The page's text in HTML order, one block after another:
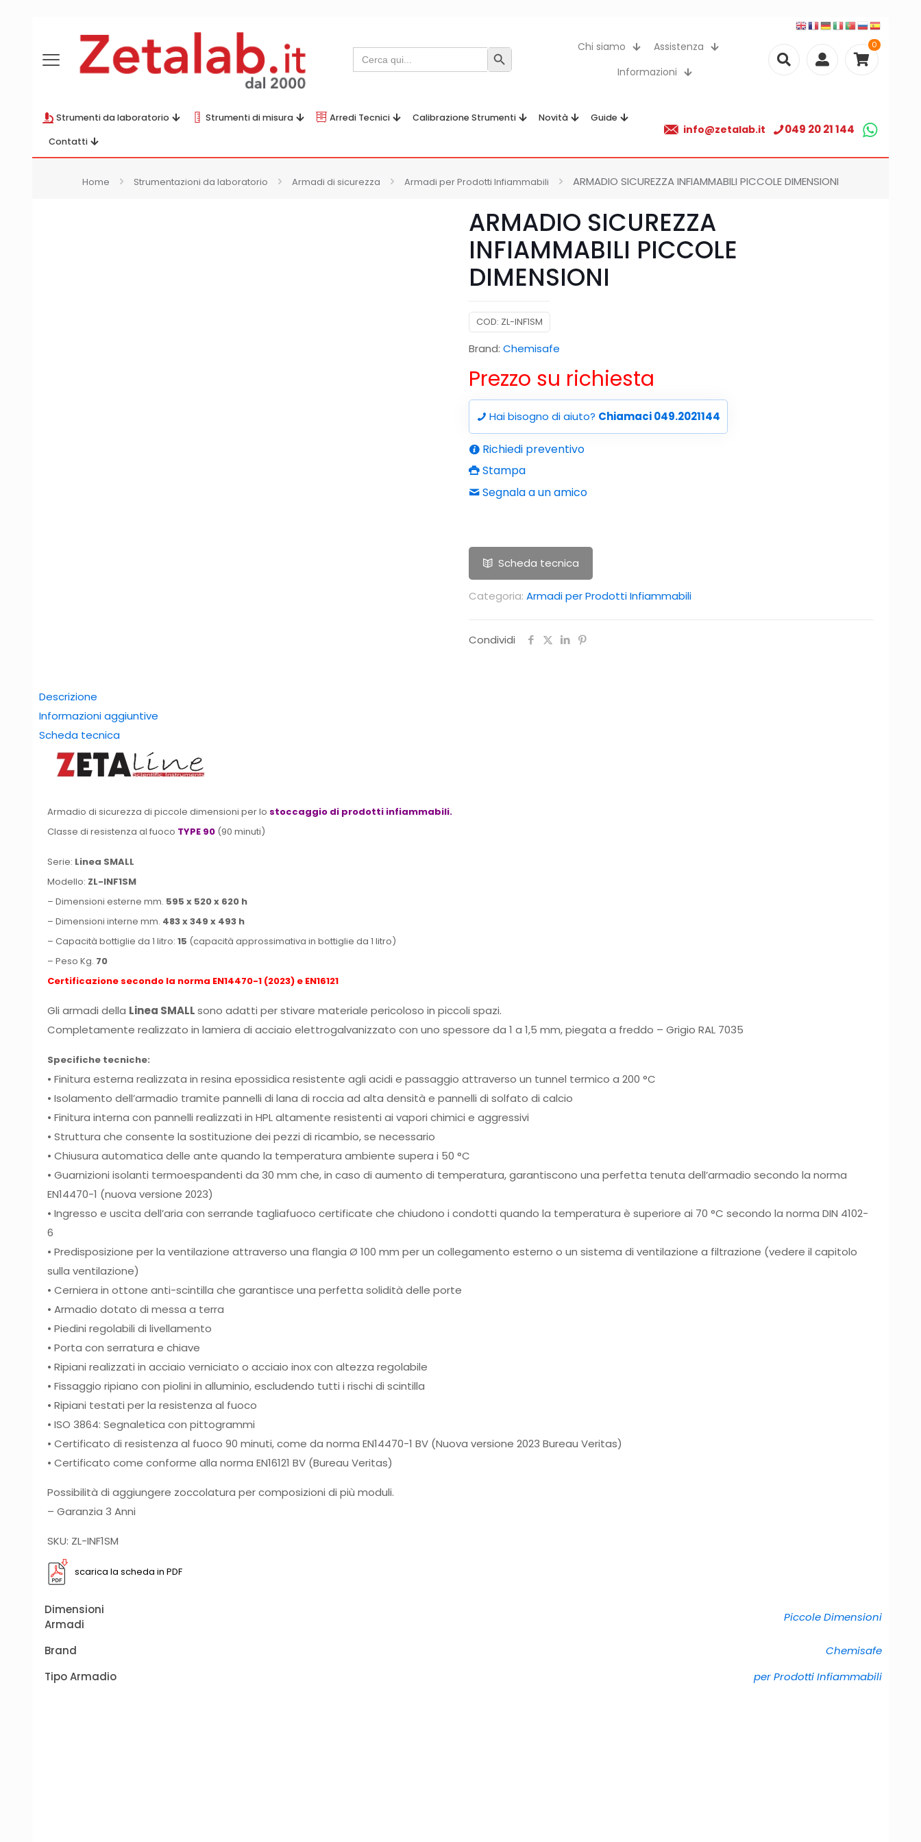
Search
for: Search Button
Chi siamo
Assistenza
Informazioni
0
Strumenti da laboratorio Strumenti di misura Arredi Tecnici Calibrazione Strumenti Novità Guide
Contatti
info@zetalab.it 049 20 21 144
Home Strumentazioni da laboratorio Armadi di sicurezza Armadi per Prodotti Infiammabili ARMADIO SICUREZZA INFIAMMABILI PICCOLE DIMENSIONI
ARMADIO SICUREZZA
INFIAMMABILI PICCOLE
DIMENSIONI
COD: ZL-INF1SM
Brand: Chemisafe
Prezzo su richiesta
Hai bisogno di aiuto? Chiamaci 049.2021144
Richiedi preventivo
Stampa
Segnala a un amico
Scheda tecnica
Categoria: Armadi per Prodotti Infiammabili
Condividi
Descrizione
Informazioni aggiuntive
Scheda tecnica
Armadio di sicurezza di piccole dimensioni per lo stoccaggio di prodotti infiammabili.
Classe di resistenza al fuoco TYPE 90 (90 minuti)
Serie: Linea SMALL
Modello: ZL-INF1SM
– Dimensioni esterne mm. 595 x 520 x 620 h
– Dimensioni interne mm. 483 x 349 x 493 h
– Capacità bottiglie da 1 litro: 15 (capacità approssimativa in bottiglie da 1 litro)
– Peso Kg. 70
Certificazione secondo la norma EN14470-1 (2023) e EN16121
Gli armadi della Linea SMALLsono adatti per stivare materiale pericoloso in piccoli spazi.
Completamente realizzato in lamiera di acciaio elettrogalvanizzato con uno spessore da 1 a 1,5 mm, piegata a freddo – Grigio RAL 7035
Specifiche tecniche:
• Finitura esterna realizzata in resina epossidica resistente agli acidi e passaggio attraverso un tunnel termico a 200 °C
• Isolamento dell’armadio tramite pannelli di lana di roccia ad alta densità e pannelli di solfato di calcio
• Finitura interna con pannelli realizzati in HPL altamente resistenti ai vapori chimici e aggressivi
• Struttura che consente la sostituzione dei pezzi di ricambio, se necessario
• Chiusura automatica delle ante quando la temperatura ambiente supera i 50 °C
• Guarnizioni isolanti termoespandenti da 30 mm che, in caso di aumento di temperatura, garantiscono una perfetta tenuta dell’armadio secondo la norma
EN14470-1 (nuova versione 2023)
• Ingresso e uscita dell’aria con serrande tagliafuoco certificate che chiudono i condotti quando la temperatura è superiore ai 70 °C secondo la norma DIN 4102-
6
• Predisposizione per la ventilazione attraverso una ﬂangia Ø 100 mm per un collegamento esterno o un sistema di ventilazione a filtrazione (vedere il capitolo
sulla ventilazione)
• Cerniera in ottone anti-scintilla che garantisce una perfetta solidità delle porte
• Armadio dotato di messa a terra
• Piedini regolabili di livellamento
• Porta con serratura e chiave
• Ripiani realizzati in acciaio verniciato o acciaio inox con altezza regolabile
• Fissaggio ripiano con piolini in alluminio, escludendo tutti i rischi di scintilla
• Ripiani testati per la resistenza al fuoco
• ISO 3864: Segnaletica con pittogrammi
• Certificato di resistenza al fuoco 90 minuti, come da norma EN14470-1 BV (Nuova versione 2023 Bureau Veritas)
• Certificato come conforme alla norma EN16121 BV (Bureau Veritas)
Possibilità di aggiungere zoccolatura per composizioni di più moduli.
– Garanzia 3 Anni
SKU: ZL-INF1SM
scarica la scheda in PDF
Dimensioni
Armadi
Piccole Dimensioni
Brand
Chemisafe
Tipo Armadio
per Prodotti Infiammabili